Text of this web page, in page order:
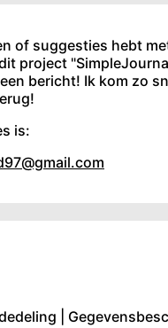
of suggesties hebt
project
bericht! Ik kom zo
is: